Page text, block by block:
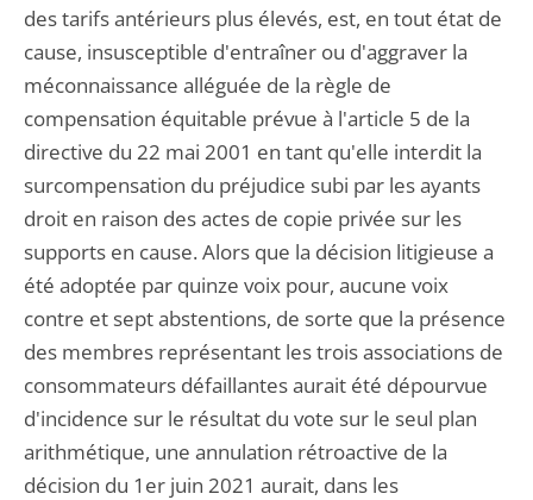
des tarifs antérieurs plus élevés, est, en tout état de
cause, insusceptible d'entraîner ou d'aggraver la
méconnaissance alléguée de la règle de
compensation équitable prévue à l'article 5 de la
directive du 22 mai 2001 en tant qu'elle interdit la
surcompensation du préjudice subi par les ayants
droit en raison des actes de copie privée sur les
supports en cause. Alors que la décision litigieuse a
été adoptée par quinze voix pour, aucune voix
contre et sept abstentions, de sorte que la présence
des membres représentant les trois associations de
consommateurs défaillantes aurait été dépourvue
d'incidence sur le résultat du vote sur le seul plan
arithmétique, une annulation rétroactive de la
décision du 1er juin 2021 aurait, dans les